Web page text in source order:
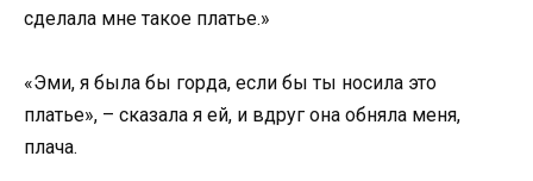
сделала мне такое платье.»
«Эми, я была бы горда, если бы ты носила это
платье», – сказала я ей, и вдруг она обняла меня,
плача.